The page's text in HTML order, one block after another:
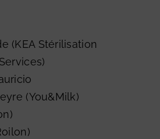
(KEA Stérilisation
)
(You&Milk)
)
)